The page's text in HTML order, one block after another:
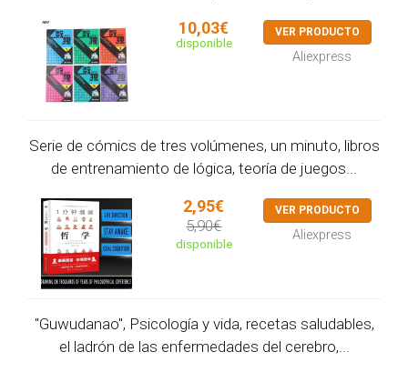
10,03€
disponible
VER PRODUCTO
Aliexpress
Serie de cómics de tres volúmenes, un minuto, libros
de entrenamiento de lógica, teoría de juegos...
2,95€
5,90€
disponible
VER PRODUCTO
Aliexpress
"Guwudanao", Psicología y vida, recetas saludables,
el ladrón de las enfermedades del cerebro,...